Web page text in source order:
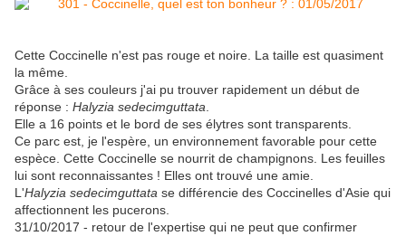
Cette Coccinelle n'est pas rouge et noire. La taille est quasiment
la même.
Grâce à ses couleurs j'ai pu trouver rapidement un début de
réponse : Halyzia sedecimguttata
Elle a 16 points et le bord de ses élytres sont transparents.
Ce parc est, je l'espère, un environnement favorable pour cette
espèce. Cette Coccinelle se nourrit de champignons. Les feuilles
lui sont reconnaissantes ! Elles ont trouvé une amie.
L'Halyzia sedecimguttata se différencie des Coccinelles d'Asie qui
affectionnent les pucerons.
31/10/2017 - retour de l'expertise qui ne peut que confirmer